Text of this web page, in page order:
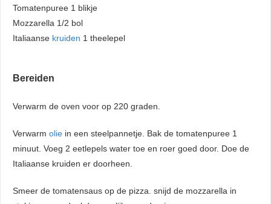
Tomatenpuree 1 blikje
Mozzarella 1/2 bol
Italiaanse kruiden 1 theelepel
Bereiden
Verwarm de oven voor op 220 graden.
Verwarm olie in een steelpannetje. Bak de tomatenpuree 1
minuut. Voeg 2 eetlepels water toe en roer goed door. Doe de
Italiaanse kruiden er doorheen.
Smeer de tomatensaus op de pizza. snijd de mozzarella in